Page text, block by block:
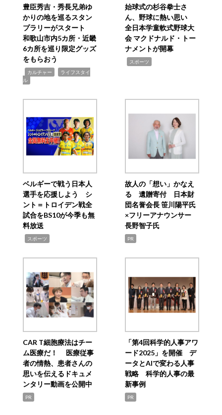
豊臣秀吉・秀長兄弟ゆ
かりの地を巡るスタン
プラリーがスタート
和歌山市内5カ所・近畿
6カ所を巡り限定グッズ
をもらおう
カルチャー
ライフスタイ
ル
始球式の杉谷拳士さ
ん、野球に熱い思い
全日本学童軟式野球大
会 マクドナルド・トー
ナメントが開幕
スポーツ
ベルギーで戦う日本人
選手を応援しよう シ
ント＝トロイデン戦全
試合をBS10が今季も無
料放送
スポーツ
故人の「想い」かなえ
る 遺贈寄付 日本財
団名誉会長 笹川陽平氏
×フリーアナウンサー
長野智子氏
PR
CAR T細胞療法はチー
ム医療だ！ 医療従事
者の情熱、患者さんの
思いを伝えるドキュメ
ンタリー動画を公開中
PR
「第4回科学的人事アワ
ード2025」を開催 デ
ータとAIで変わる人事
戦略 科学的人事の最
新事例
PR